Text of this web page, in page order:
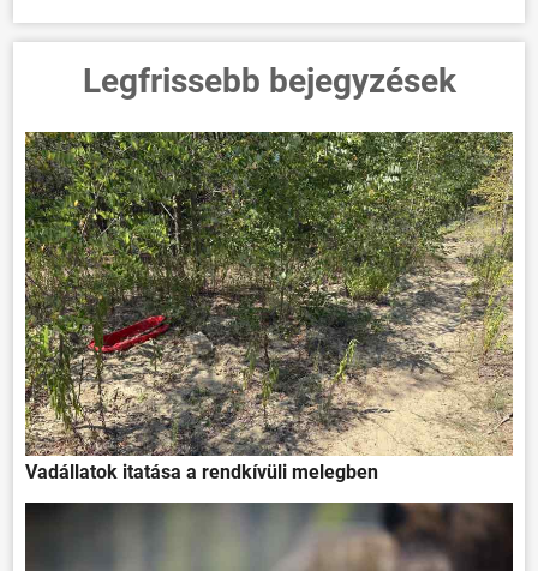
Legfrissebb bejegyzések
Vadállatok itatása a rendkívüli melegben